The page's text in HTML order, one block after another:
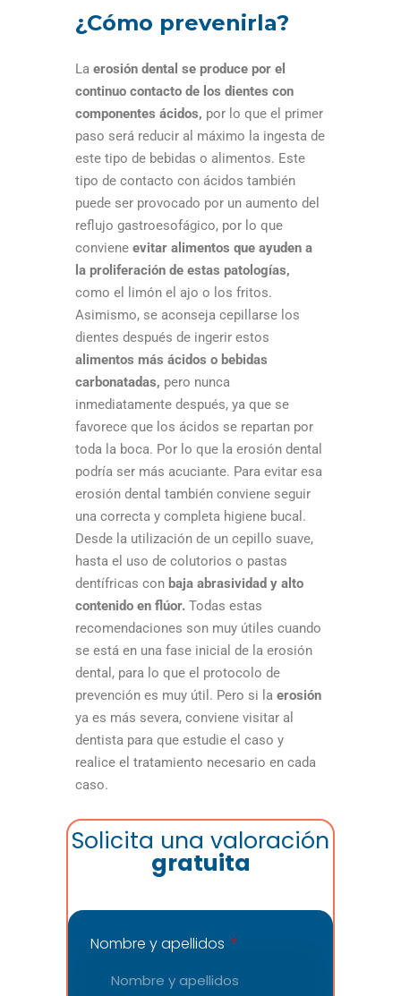
¿Cómo prevenirla?
La erosión dental se produce por el
continuo contacto de los dientes con
componentes ácidos, por lo que el primer
paso será reducir al máximo la ingesta de
este tipo de bebidas o alimentos. Este
tipo de contacto con ácidos también
puede ser provocado por un aumento del
reflujo gastroesofágico, por lo que
conviene evitar alimentos que ayuden a
la proliferación de estas patologías,
como el limón el ajo o los fritos.
Asimismo, se aconseja cepillarse los
dientes después de ingerir estos
alimentos más ácidos o bebidas
carbonatadas, pero nunca
inmediatamente después, ya que se
favorece que los ácidos se repartan por
toda la boca. Por lo que la erosión dental
podría ser más acuciante. Para evitar esa
erosión dental también conviene seguir
una correcta y completa higiene bucal.
Desde la utilización de un cepillo suave,
hasta el uso de colutorios o pastas
dentífricas con baja abrasividad y alto
contenido en flúor. Todas estas
recomendaciones son muy útiles cuando
se está en una fase inicial de la erosión
dental, para lo que el protocolo de
prevención es muy útil. Pero si la erosión
ya es más severa, conviene visitar al
dentista para que estudie el caso y
realice el tratamiento necesario en cada
caso.
Solicita una valoración
gratuita
Nombre y apellidos